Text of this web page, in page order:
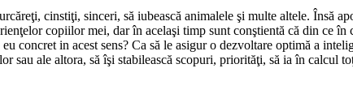
cinstiţi, sinceri, să iubească animalele şi multe altele. Însă
copiilor mei, dar în acelaşi timp sunt conştientă că din ce
in acest sens? Ca să le asigur o dezvoltare optimă a
ale altora, să îşi stabilească scopuri, priorităţi, să ia în calcul